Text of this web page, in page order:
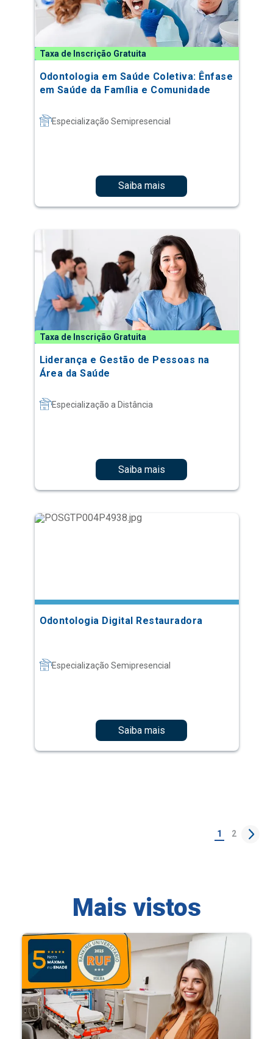
Taxa de Inscrição Gratuita
Odontologia em Saúde Coletiva: Ênfase
em Saúde da Família e Comunidade
Especialização Semipresencial
Saiba mais
Taxa de Inscrição Gratuita
Liderança e Gestão de Pessoas na
Área da Saúde
Especialização a Distância
Saiba mais
Odontologia Digital Restauradora
Especialização Semipresencial
Saiba mais
1 2
Mais vistos